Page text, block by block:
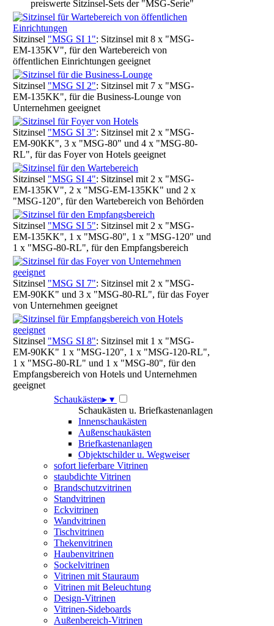
preiswerte Sitzinsel-Sets der "MSG-Serie"
Sitzinsel "MSG SI 1": Sitzinsel mit 8 x "MSG-
EM-135KV", für den Wartebereich von
öffentlichen Einrichtungen geeignet
Sitzinsel "MSG SI 2": Sitzinsel mit 7 x "MSG-
EM-135KK", für die Business-Lounge von
Unternehmen geeignet
Sitzinsel "MSG SI 3": Sitzinsel mit 2 x "MSG-
EM-90KK", 3 x "MSG-80" und 4 x "MSG-80-
RL", für das Foyer von Hotels geeignet
Sitzinsel "MSG SI 4": Sitzinsel mit 2 x "MSG-
EM-135KV", 2 x "MSG-EM-135KK" und 2 x
"MSG-120", für den Wartebereich von Behörden
Sitzinsel "MSG SI 5": Sitzinsel mit 2 x "MSG-
EM-135KK", 1 x "MSG-80", 1 x "MSG-120" und
1 x "MSG-80-RL", für den Empfangsbereich
Sitzinsel "MSG SI 7": Sitzinsel mit 2 x "MSG-
EM-90KK" und 3 x "MSG-80-RL", für das Foyer
von Unternehmen geeignet
Sitzinsel "MSG SI 8": Sitzinsel mit 1 x "MSG-
EM-90KK" 1 x "MSG-120", 1 x "MSG-120-RL",
1 x "MSG-80-RL" und 1 x "MSG-80", für den
Empfangsbereich von Hotels und Unternehmen
geeignet
Schaukästen▸ ▾
Schaukästen u. Briefkastenanlagen
Innenschaukästen
Außenschaukästen
Briefkastenanlagen
Objektschilder u. Wegweiser
sofort lieferbare Vitrinen
staubdichte Vitrinen
Brandschutzvitrinen
Standvitrinen
Eckvitrinen
Wandvitrinen
Tischvitrinen
Thekenvitrinen
Haubenvitrinen
Sockelvitrinen
Vitrinen mit Stauraum
Vitrinen mit Beleuchtung
Design-Vitrinen
Vitrinen-Sideboards
Außenbereich-Vitrinen